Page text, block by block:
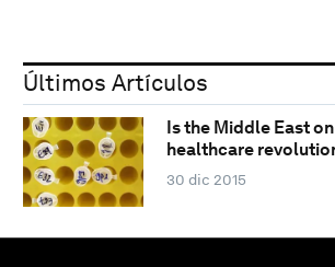
Últimos Artículos
Is the Middle East
healthcare
30 dic 2015